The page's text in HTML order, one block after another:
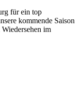
für ein top
kommende Saison
im